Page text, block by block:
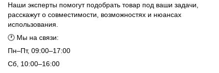
Наши эксперты помогут подобрать товар под ваши задачи,
расскажут о совместимости, возможностях и нюансах
использования.
🕐 Мы на связи:
Пн–Пт, 09:00–17:00
Сб, 10:00–16:00